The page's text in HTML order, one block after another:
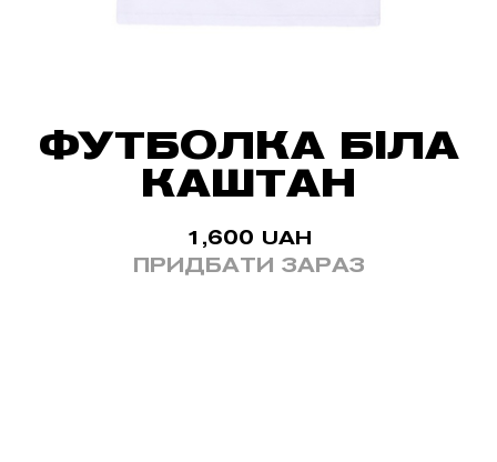
ФУТБОЛКА БІЛА
КАШТАН
1,600 UAH
ПРИДБАТИ ЗАРАЗ